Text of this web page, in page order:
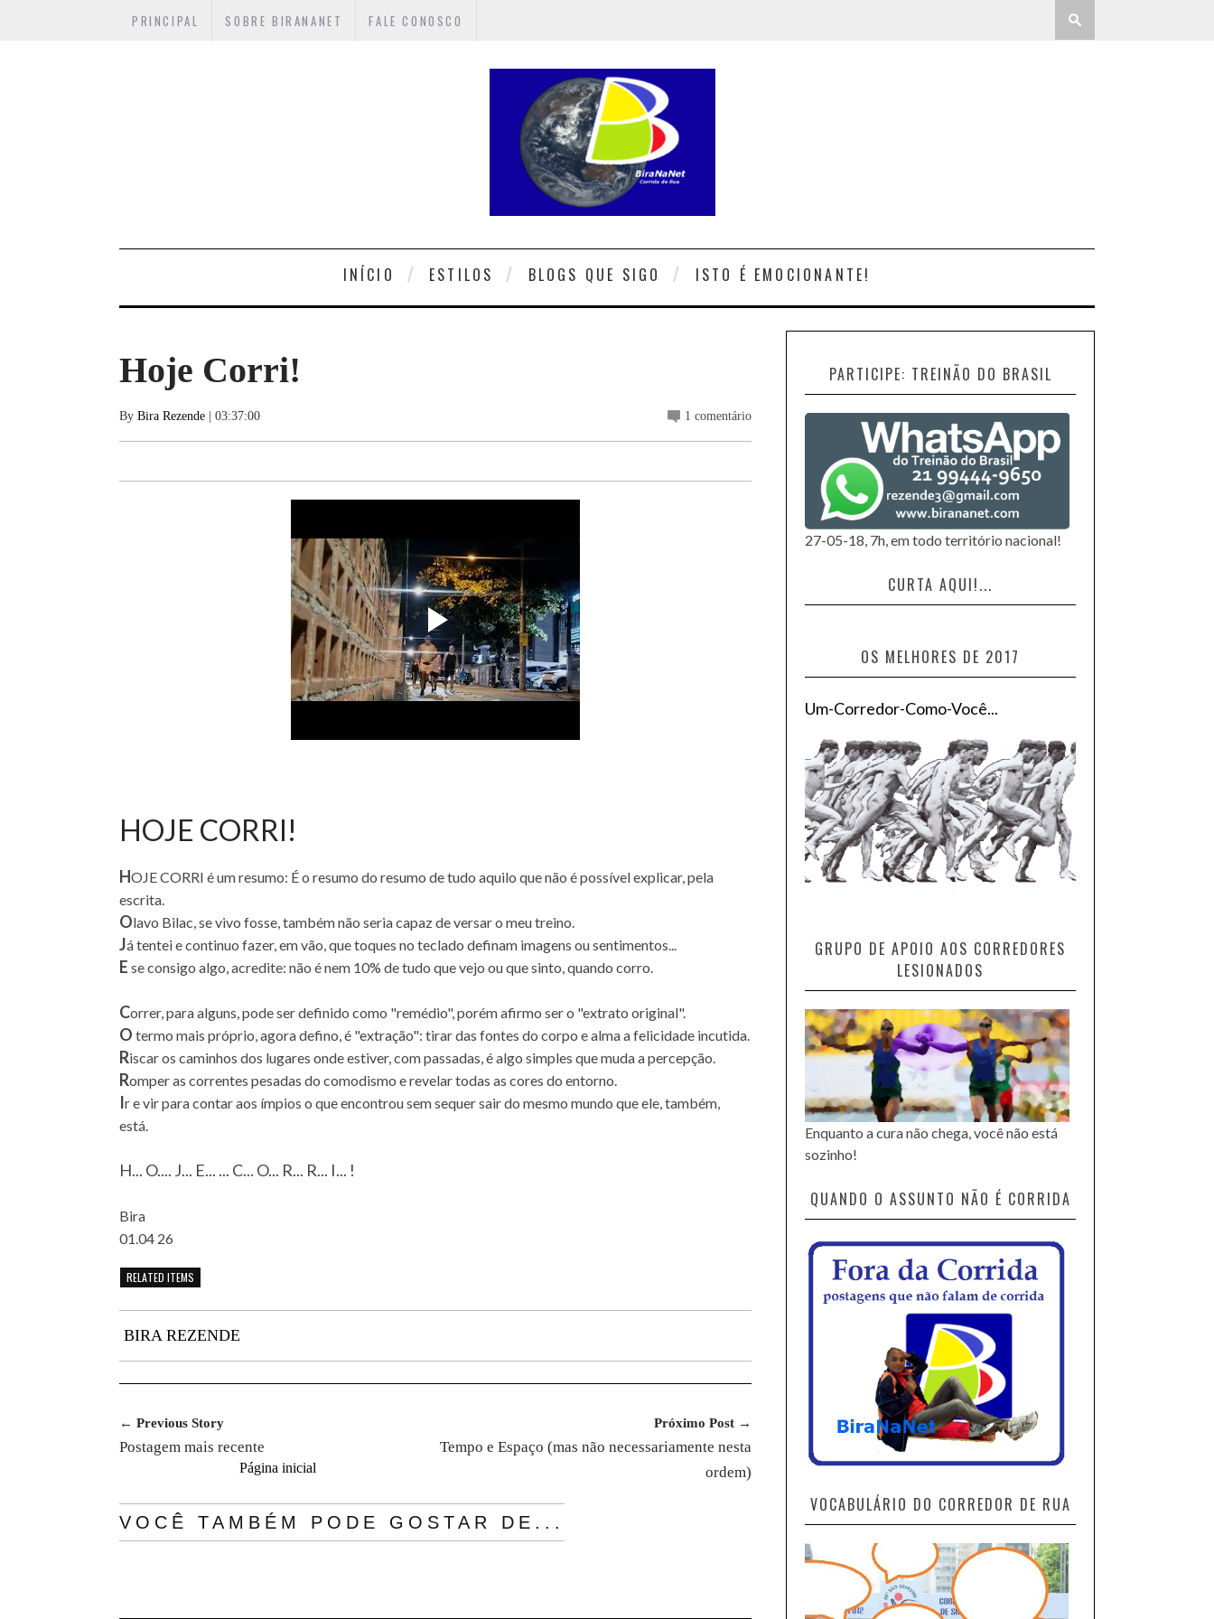
PRINCIPAL SOBRE BIRANANET FALE CONOSCO
INÍCIO ESTILOS BLOGS QUE SIGO ISTO É EMOCIONANTE!
Hoje Corri!
By Bira Rezende | 03:37:00 1 comentário
HOJE CORRI!
HOJE CORRI é um resumo: É o resumo do resumo de tudo aquilo que não é possível explicar, pela
escrita.
Olavo Bilac, se vivo fosse, também não seria capaz de versar o meu treino.
Já tentei e continuo fazer, em vão, que toques no teclado definam imagens ou sentimentos...
E se consigo algo, acredite: não é nem 10% de tudo que vejo ou que sinto, quando corro.
Correr, para alguns, pode ser definido como "remédio", porém afirmo ser o "extrato original".
O termo mais próprio, agora defino, é "extração": tirar das fontes do corpo e alma a felicidade incutida.
Riscar os caminhos dos lugares onde estiver, com passadas, é algo simples que muda a percepção.
Romper as correntes pesadas do comodismo e revelar todas as cores do entorno.
Ir e vir para contar aos ímpios o que encontrou sem sequer sair do mesmo mundo que ele, também,
está.
H... O.... J... E... ... C... O... R... R... I... !
Bira
01.04 26
RELATED ITEMS
BIRA REZENDE
← Previous Story
Postagem mais recente
Próximo Post →
Tempo e Espaço (mas não necessariamente nesta
ordem)
Página inicial
VOCÊ TAMBÉM PODE GOSTAR DE...
PARTICIPE: TREINÃO DO BRASIL
27-05-18, 7h, em todo território nacional!
CURTA AQUI!...
OS MELHORES DE 2017
Um-Corredor-Como-Você...
GRUPO DE APOIO AOS CORREDORES
LESIONADOS
Enquanto a cura não chega, você não está
sozinho!
QUANDO O ASSUNTO NÃO É CORRIDA
VOCABULÁRIO DO CORREDOR DE RUA